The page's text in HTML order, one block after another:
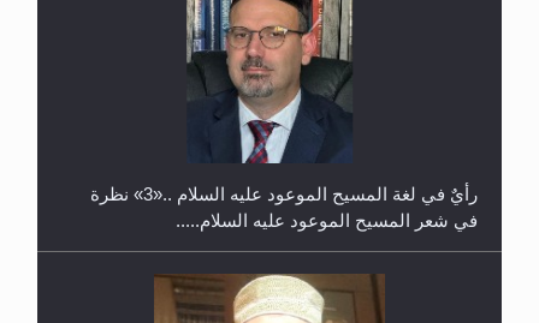
حفل توزيع الشهادات في الجامعة الأحمدية بنيجيريا لعام
في شعر المسيح الموعود عليه السلام.....